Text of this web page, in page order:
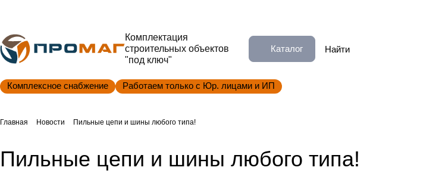
Комплектация
строительных объектов
"под ключ"
Каталог
Комплексное снабжение Работаем только с Юр. лицами и ИП
Главная Новости Пильные цепи и шины любого типа!
Пильные цепи и шины любого типа!